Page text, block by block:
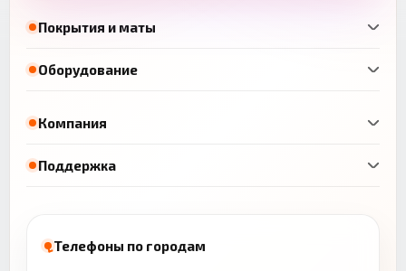
Покрытия и маты
Оборудование
Компания
Поддержка
Телефоны по городам